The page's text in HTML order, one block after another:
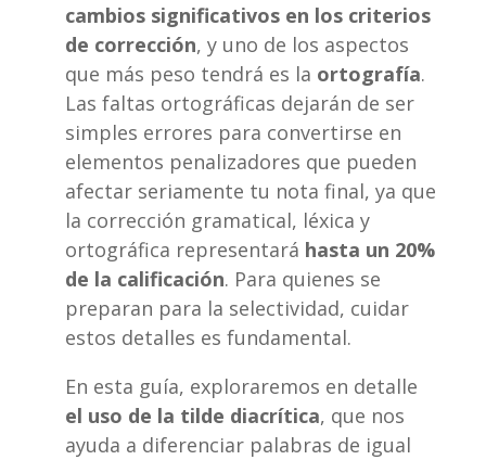
cambios significativos en los criterios
de corrección, y uno de los aspectos
que más peso tendrá es la ortografía.
Las faltas ortográficas dejarán de ser
simples errores para convertirse en
elementos penalizadores que pueden
afectar seriamente tu nota final, ya que
la corrección gramatical, léxica y
ortográfica representará hasta un 20%
de la calificación. Para quienes se
preparan para la selectividad, cuidar
estos detalles es fundamental.
En esta guía, exploraremos en detalle
el uso de la tilde diacrítica, que nos
ayuda a diferenciar palabras de igual